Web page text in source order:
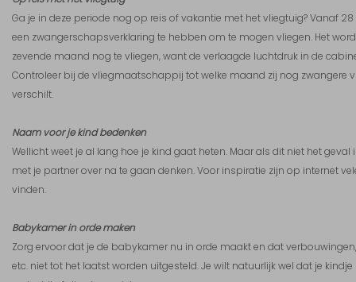
Ga je in deze periode nog op reis of vakantie met het vliegtuig? Vanaf
een zwangerschapsverklaring te hebben om te mogen vliegen. Het
zevende maand nog te vliegen, want de verlaagde luchtdruk in de
Controleer bij de vliegmaatschappij tot welke maand zij nog zwangere
verschilt.
Naam voor je kind bedenken
Wellicht weet je al lang hoe je kind gaat heten. Maar als dit niet het
met je partner over na te gaan denken. Voor inspiratie zijn op internet
vinden.
Babykamer in orde maken
Zorg ervoor dat je de babykamer nu in orde maakt en dat
etc. niet tot het laatst worden uitgesteld. Je wilt natuurlijk wel dat je